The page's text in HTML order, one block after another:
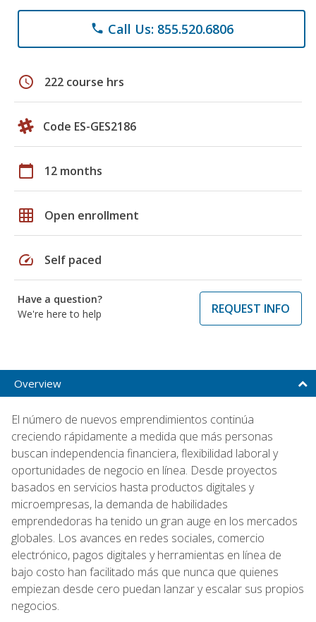
phone Call Us: 855.520.6806
schedule 222 course hrs
Code ES-GES2186
calendar_today 12 months
grid_on Open enrollment
speed Self paced
Have a question?
We're here to help
REQUEST INFO
Overview
El número de nuevos emprendimientos continúa
creciendo rápidamente a medida que más personas
buscan independencia financiera, flexibilidad laboral y
oportunidades de negocio en línea. Desde proyectos
basados en servicios hasta productos digitales y
microempresas, la demanda de habilidades
emprendedoras ha tenido un gran auge en los mercados
globales. Los avances en redes sociales, comercio
electrónico, pagos digitales y herramientas en línea de
bajo costo han facilitado más que nunca que quienes
empiezan desde cero puedan lanzar y escalar sus propios
negocios.